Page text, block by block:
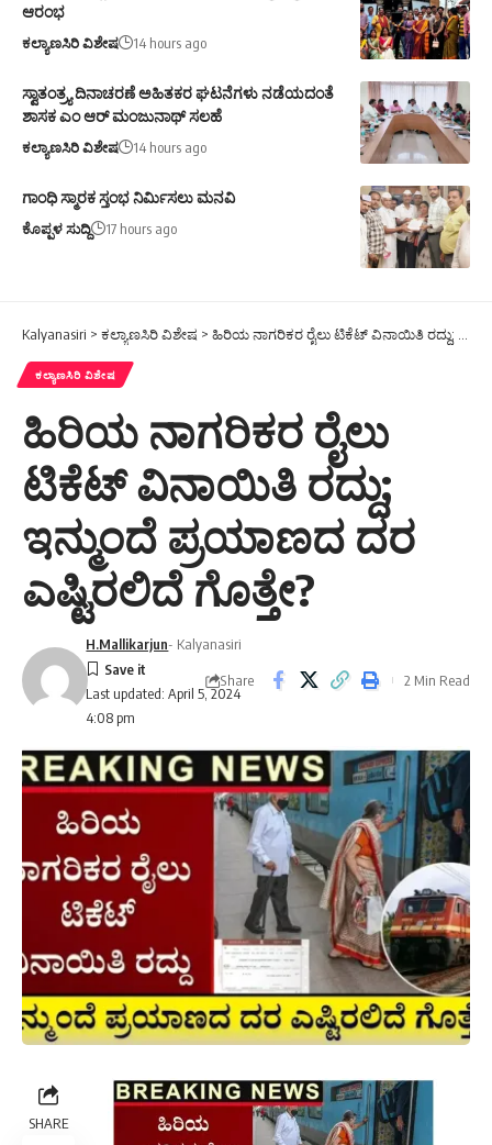
ಆರಂಭ
ಕಲ್ಯಾಣಸಿರಿ ವಿಶೇಷ 14 hours ago
ಸ್ವಾತಂತ್ರ್ಯ ದಿನಾಚರಣೆ ಅಹಿತಕರ ಘಟನೆಗಳು ನಡೆಯದಂತೆ
ಶಾಸಕ ಎಂ ಆರ್ ಮಂಜುನಾಥ್ ಸಲಹೆ
ಕಲ್ಯಾಣಸಿರಿ ವಿಶೇಷ 14 hours ago
ಗಾಂಧಿ ಸ್ಮಾರಕ ಸ್ತಂಭ ನಿರ್ಮಿಸಲು ಮನವಿ
ಕೊಪ್ಪಳ ಸುದ್ದಿ 17 hours ago
Kalyanasiri > ಕಲ್ಯಾಣಸಿರಿ ವಿಶೇಷ > ಹಿರಿಯ ನಾಗರಿಕರ ರೈಲು ಟಿಕೆಟ್ ವಿನಾಯಿತಿ ರದ್ದು; ಇನ್ಮುಂದೆ ಪ್ರಯಾಣದ ದರ ಎಷ್ಟಿರಲಿದೆ ಗೊತ್ತೇ?
ಕಲ್ಯಾಣಸಿರಿ ವಿಶೇಷ
ಹಿರಿಯ ನಾಗರಿಕರ ರೈಲು
ಟಿಕೆಟ್ ವಿನಾಯಿತಿ ರದ್ದು;
ಇನ್ಮುಂದೆ ಪ್ರಯಾಣದ ದರ
ಎಷ್ಟಿರಲಿದೆ ಗೊತ್ತೇ?
Last updated: April 5, 2024
4:08 pm
H.Mallikarjun- Kalyanasiri
Share 2 Min Read
SHARE